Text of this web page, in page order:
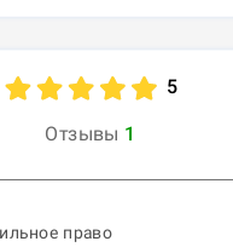
5
Отзывы 1
право